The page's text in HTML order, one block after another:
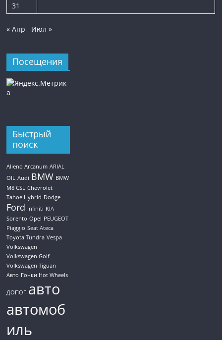
31
« Апр Июл »
Посещения
Быстрый
поиск
Alieno Arcanum ARIAL
OIL
Audi BMW BMW
M8 CSL
Chevrolet
Tahoe Hybrid Dodge
Ford Infiniti KIA
Sorento Opel PEUGEOT
Piaggio Seat Ateca
Toyota Tundra Vespa
Volkswagen
Volkswagen Golf
Volkswagen Tiguan
Авто Гонки Hot Wheels
ДОПОГ авто
автомоб
иль